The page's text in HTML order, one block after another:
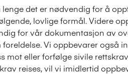
det er nødvendig for å
lovlige formål. Videre
for vår dokumentasjon av
Vi oppbevarer også
mot eller forfølge sivile
reises, vil vi imidlertid